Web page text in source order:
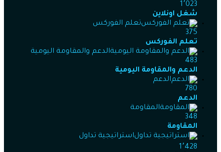
1٬023
شغل اونلاين
تعلم الفوركس
375
تعلم الفوركس
الدعم والمقاومة اليومية
483
الدعم والمقاومة اليومية
الدعم
780
الدعم
المقاومة
348
المقاومة
استراتيجية تداول
1٬428